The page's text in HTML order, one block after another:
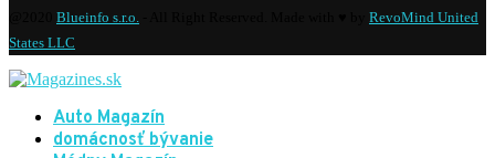
Blueinfo s.r.o.
RevoMind United
States LLC
Auto Magazín
domácnosť bývanie